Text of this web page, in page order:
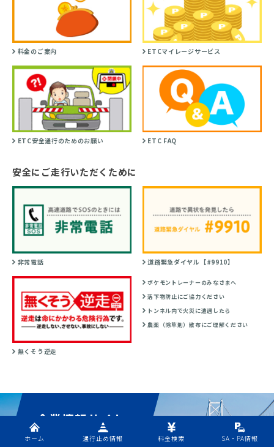
料金のご案内 ETCマイレージサービス
ETC安全通行のためのお願い ETC FAQ
安全にご走行いただくために
非常電話 道路緊急ダイヤル【#9910】
無くそう逆走
ポケモントレーナーのみなさまへ
落下物防止にご協力ください
トンネル内で火災に遭遇したら
農薬（除草剤）散布にご理解ください
企業情報サイト
会社・事業案内、採用情報、IR、
ホーム 通行止め情報 料金検索 SA・PA情報